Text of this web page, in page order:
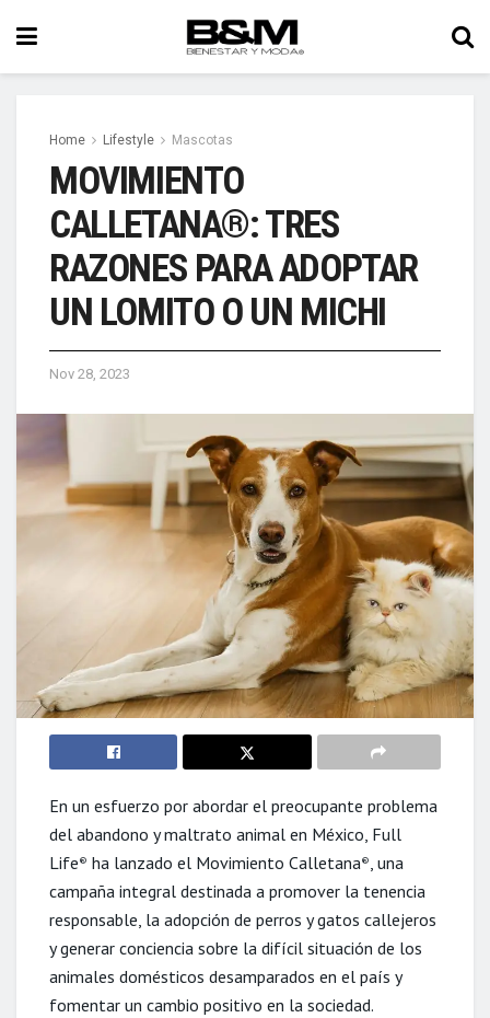
Home Lifestyle Mascotas
MOVIMIENTO
CALLETANA®: TRES
RAZONES PARA ADOPTAR
UN LOMITO O UN MICHI
Nov 28, 2023
En un esfuerzo por abordar el preocupante problema
del abandono y maltrato animal en México, Full
Life® ha lanzado el Movimiento Calletana®, una
campaña integral destinada a promover la tenencia
responsable, la adopción de perros y gatos callejeros
y generar conciencia sobre la difícil situación de los
animales domésticos desamparados en el país y
fomentar un cambio positivo en la sociedad.